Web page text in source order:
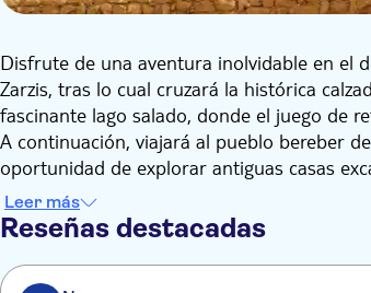
Disfrute de una aventura inolvidable en el
Zarzis, tras lo cual cruzará la histórica
fascinante lago salado, donde el juego de
A continuación, viajará al pueblo bereber
oportunidad de explorar antiguas casas
Las vistas panorámicas, impregnadas de
visitará Ksar Haddada, un antiguo
Wars. Este sitio ofrece una fascinante
Al acercarse el mediodía, llegará a Ksar
Leer más
Reseñas destacadas